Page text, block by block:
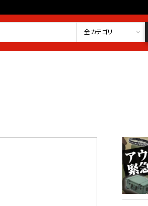
お気に入り
全カテゴリ